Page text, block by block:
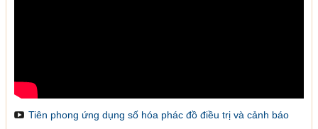
Tiên phong ứng dụng số hóa phác đồ điều trị và cảnh báo